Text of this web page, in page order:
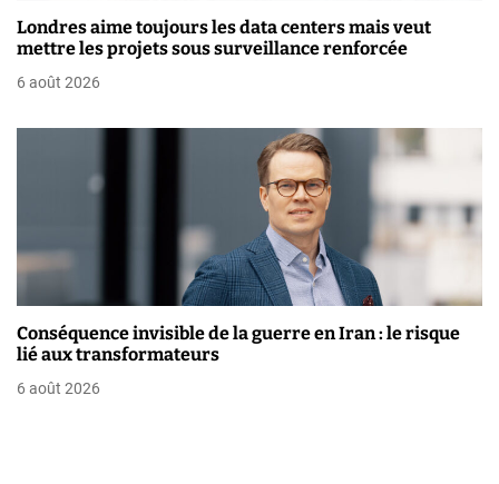
i
c
Londres aime toujours les data centers mais veut
mettre les projets sous surveillance renforcée
6 août 2026
Conséquence invisible de la guerre en Iran : le risque
lié aux transformateurs
6 août 2026